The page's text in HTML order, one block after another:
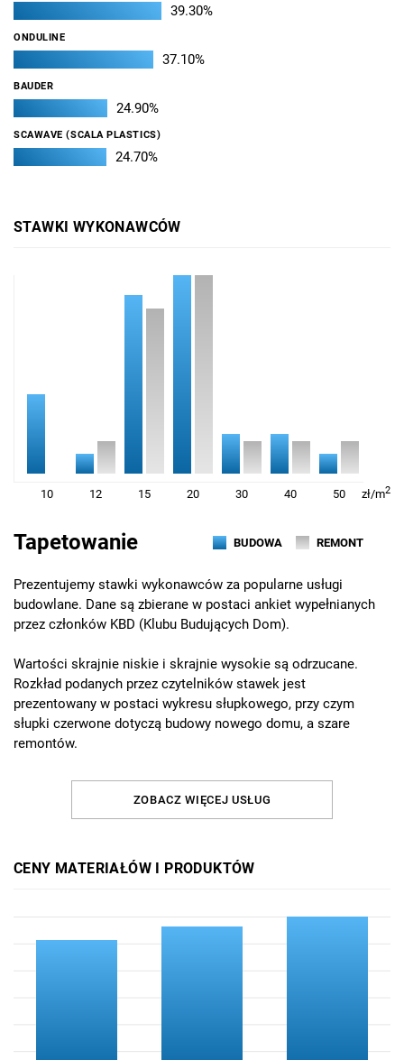
39.30%
ONDULINE
37.10%
BAUDER
24.90%
SCAWAVE (SCALA PLASTICS)
24.70%
STAWKI WYKONAWCÓW
10 12 15 20 30 40 50 zł/m2
Tapetowanie BUDOWA REMONT
Prezentujemy stawki wykonawców za popularne usługi
budowlane. Dane są zbierane w postaci ankiet wypełnianych
przez członków KBD (Klubu Budujących Dom).
Wartości skrajnie niskie i skrajnie wysokie są odrzucane.
Rozkład podanych przez czytelników stawek jest
prezentowany w postaci wykresu słupkowego, przy czym
słupki czerwone dotyczą budowy nowego domu, a szare
remontów.
ZOBACZ WIĘCEJ USŁUG
CENY MATERIAŁÓW I PRODUKTÓW